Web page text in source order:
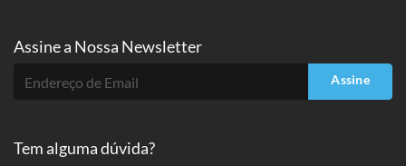
Assine a Nossa Newsletter
Assine
Tem alguma dúvida?